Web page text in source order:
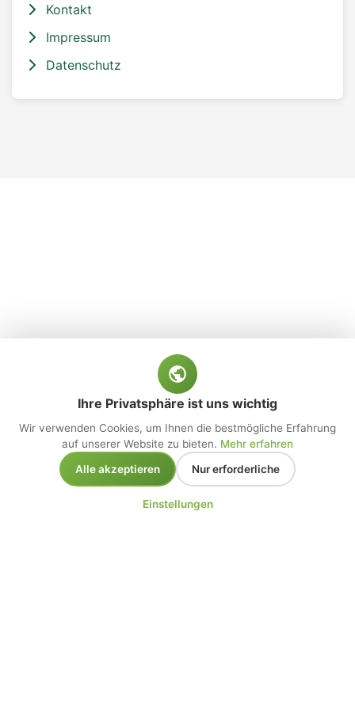
Kontakt
Impressum
Datenschutz
Ihre Privatsphäre ist uns wichtig
Wir verwenden Cookies, um Ihnen die bestmögliche Erfahrung
auf unserer Website zu bieten. Mehr erfahren
Alle akzeptieren
Nur erforderliche
Einstellungen